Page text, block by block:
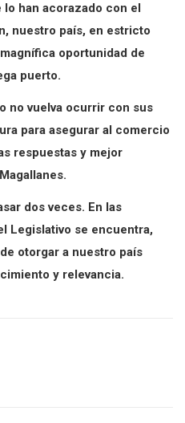
han acorazado con el
nuestro país, en estricto
oportunidad de
puerto.
no vuelva ocurrir con sus
para asegurar al comercio
respuestas y mejor
dos veces. En las
Legislativo se encuentra,
otorgar a nuestro país
y relevancia.